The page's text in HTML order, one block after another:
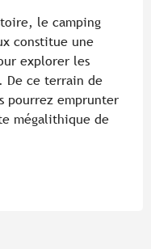
le camping
constitue une
explorer les
De ce terrain de
pourrez emprunter
mégalithique de